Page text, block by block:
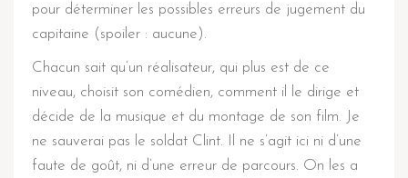
pour déterminer les possibles erreurs de jugement du
capitaine (spoiler : aucune).
Chacun sait qu’un réalisateur, qui plus est de ce
niveau, choisit son comédien, comment il le dirige et
décide de la musique et du montage de son film. Je
ne sauverai pas le soldat Clint. Il ne s’agit ici ni d’une
faute de goût, ni d’une erreur de parcours. On les a